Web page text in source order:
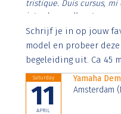
tristique. Duis cursus,
interdum nulla, ut
Aenean faucibus nibh et
imperdiet. Nunc ut sem
Schrijf je in op jouw
model en probeer
begeleiding uit. Ca 45
Saturday
11
APRIL
Yamaha
Amsterdam